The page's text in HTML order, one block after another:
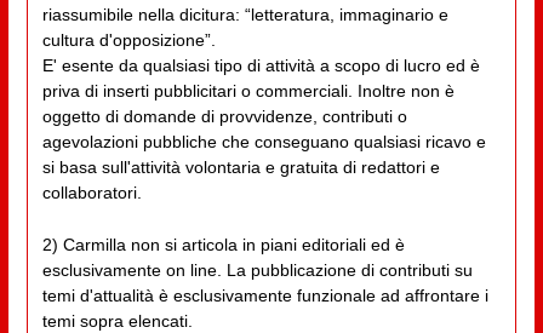
riassumibile nella dicitura: “letteratura, immaginario e
cultura d'opposizione”.
E' esente da qualsiasi tipo di attività a scopo di lucro ed è
priva di inserti pubblicitari o commerciali. Inoltre non è
oggetto di domande di provvidenze, contributi o
agevolazioni pubbliche che conseguano qualsiasi ricavo e
si basa sull'attività volontaria e gratuita di redattori e
collaboratori.
2) Carmilla non si articola in piani editoriali ed è
esclusivamente on line. La pubblicazione di contributi su
temi d'attualità è esclusivamente funzionale ad affrontare i
temi sopra elencati.